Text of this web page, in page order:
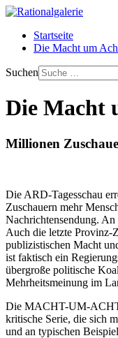
Startseite
Die Macht um
Suchen
Die Macht
Millionen
Die ARD-Tagesschau
Zuschauern mehr
Nachrichtensendung.
Auch die letzte Provinz-
publizistischen Macht
ist faktisch ein
übergroße politische
Mehrheitsmeinung im
Die MACHT-UM-ACHT
kritische Serie, die sich
und an typischen